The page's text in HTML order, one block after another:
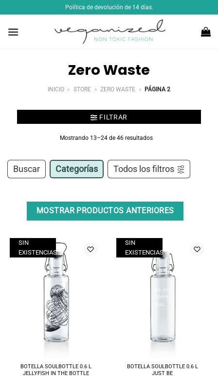
al
contenido
Política de devolución de 14 días.
Zero Waste
INICIO » STORE » ZERO WASTE » PÁGINA 2
FILTRAR
Mostrando 13–24 de 46 resultados
Buscar Categorías Todos los filtros
MOSTRAR PRODUCTOS ANTERIORES
SIN
EXISTENCIAS
BOTELLA SOULBOTTLE 0.6 L
JELLYFISH IN THE BOTTLE
SIN
EXISTENCIAS
BOTELLA SOULBOTTLE 0.6 L
JUST BE